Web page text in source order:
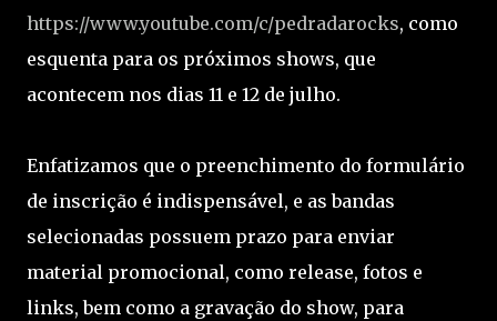
https://www.youtube.com/c/pedradarocks, como
esquenta para os próximos shows, que
acontecem nos dias 11 e 12 de julho.
Enfatizamos que o preenchimento do formulário
de inscrição é indispensável, e as bandas
selecionadas possuem prazo para enviar
material promocional, como release, fotos e
links, bem como a gravação do show, para